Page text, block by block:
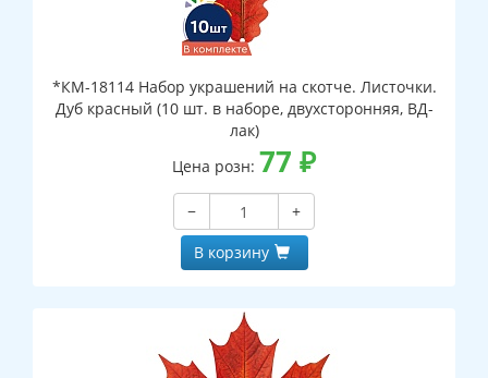
*КМ-18114 Набор украшений на скотче. Листочки.
Дуб красный (10 шт. в наборе, двухсторонняя, ВД-
лак)
Цена розн: 77 ₽
−
+
В корзину